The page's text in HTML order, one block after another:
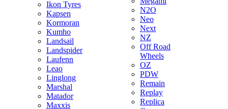
Ikon Tyres
Kapsen
Kormoran
Kumho
Landsail
Landspider
Laufenn
Leao
Linglong
Marshal
Matador
Maxxis
N2O
Neo
Next
NZ
Off Road
Wheels
OZ
PDW
Remain
Replay
Replica